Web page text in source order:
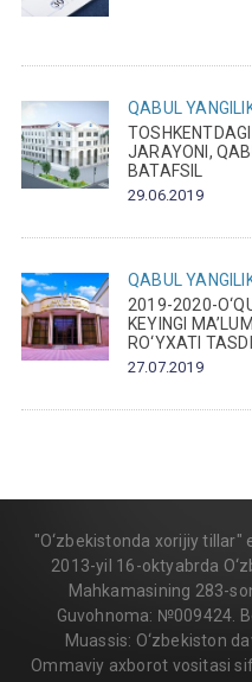
QABUL
JARAYONI,
BATAFSIL
29.06.2019
QABUL
2019-2020-
KEYINGI
RO‘YXATI
27.07.2019
"O‘zbekistonda xorijiy
2013-yil 16-oktyabrda
Mahkamasining 283-
Guvohnoma: №009424.
Muassis: O‘zbekiston
Ommaviy axborot vositasi